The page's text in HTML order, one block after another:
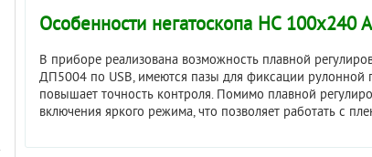
Особенности негатоскопа НС 100х240
В приборе реализована возможность плавной
ДП5004 по USB, имеются пазы для фиксации рулонной
повышает точность контроля. Помимо плавной
включения яркого режима, что позволяет работать с